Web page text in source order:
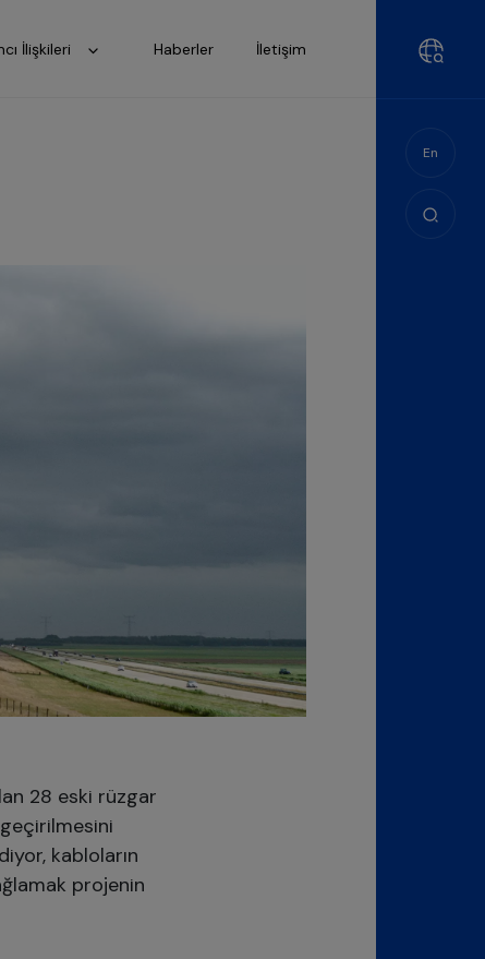
İlişkileri Haberler İletişim
En
28 eski rüzgar
kabloların
projenin